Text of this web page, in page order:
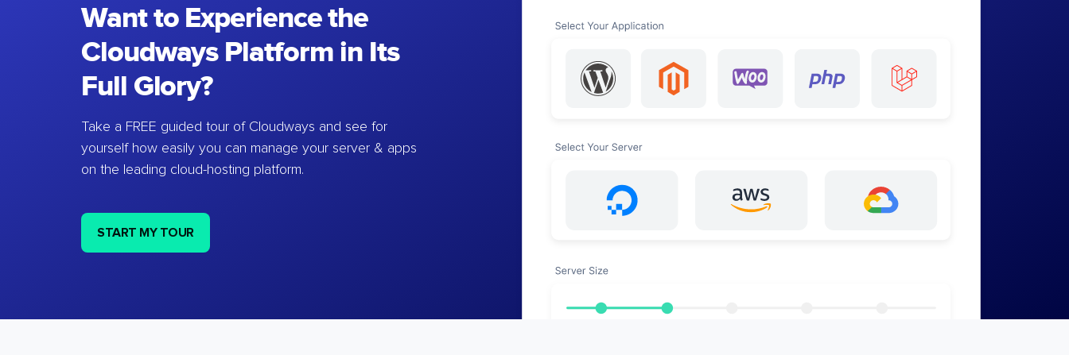
Want to Experience the
Cloudways Platform in Its
Full Glory?
Take a FREE guided tour of Cloudways and see for
yourself how easily you can manage your server & apps
on the leading cloud-hosting platform.
START MY TOUR